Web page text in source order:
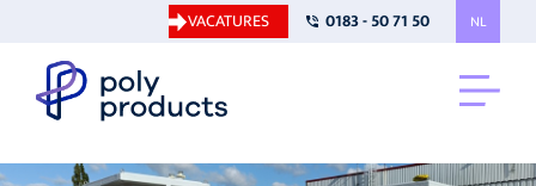
VACATURES 0183 - 50 71 50 NL